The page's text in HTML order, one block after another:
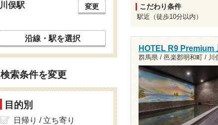
こだわり条件
駅近（徒歩10分以内）
HOTEL R9 Premium
群馬県 / 邑楽郡明和町 / 川
川俣駅 変更
沿線・駅を選択
検索条件を変更
目的別
日帰り / 立ち寄り